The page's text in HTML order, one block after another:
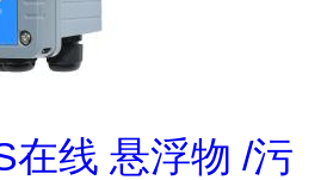
在线 悬浮物 /污